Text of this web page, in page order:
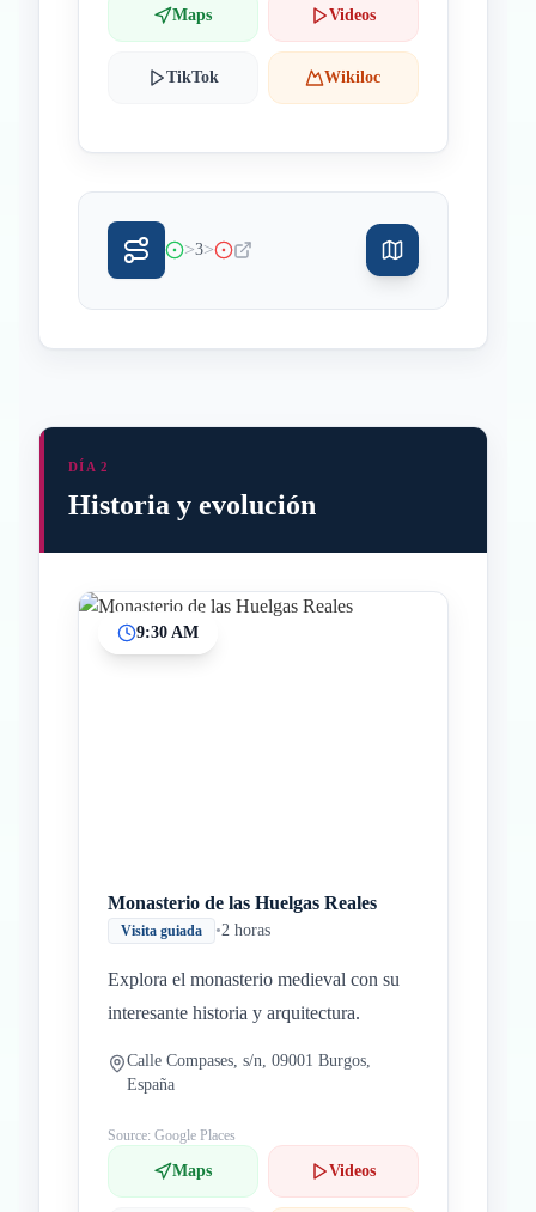
Maps Videos
TikTok Wikiloc
>3>
DÍA 2
Historia y evolución
9:30 AM
Monasterio de las Huelgas Reales
Visita guiada •2 horas
Explora el monasterio medieval con su
interesante historia y arquitectura.
Calle Compases, s/n, 09001 Burgos,
España
Source: Google Places
Maps Videos